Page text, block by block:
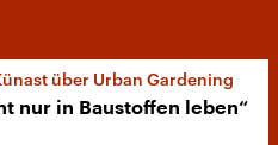
über Urban Gardening
nur in Baustoffen leben“